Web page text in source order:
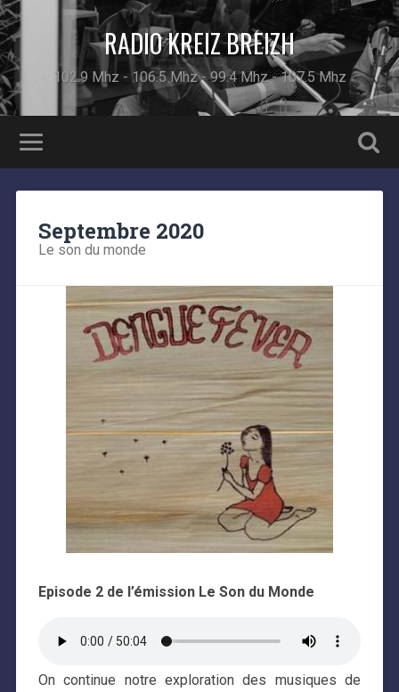
RADIO KREIZ BREIZH
102.9 Mhz - 106.5 Mhz - 99.4 Mhz - 107.5 Mhz
Septembre 2020
Le son du monde
Episode 2 de l’émission Le Son du Monde
On continue notre exploration des musiques de